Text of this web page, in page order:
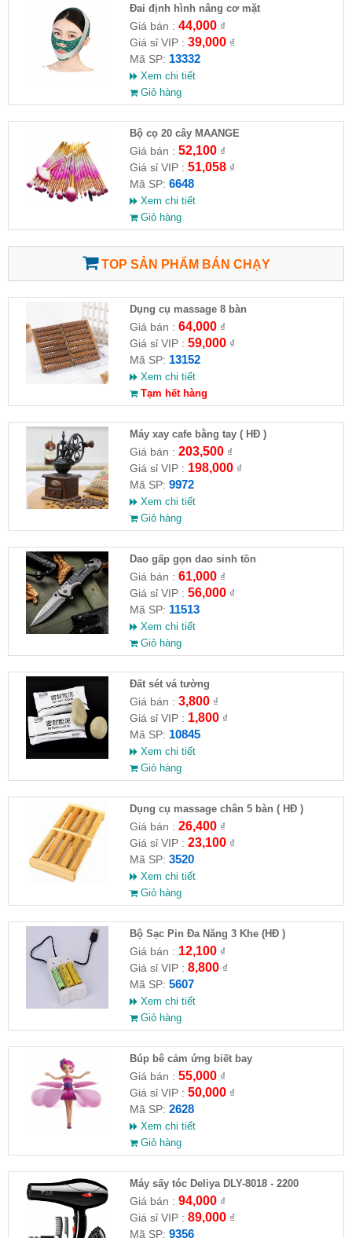
Đai định hình nâng cơ mặt
Giá bán : 44,000₫
Giá sỉ VIP : 39,000₫
Mã SP: 13332
Xem chi tiết
Giỏ hàng
Bộ cọ 20 cây MAANGE
Giá bán : 52,100₫
Giá sỉ VIP : 51,058₫
Mã SP: 6648
Xem chi tiết
Giỏ hàng
TOP SẢN PHẨM BÁN CHẠY
Dụng cụ massage 8 bàn
Giá bán : 64,000₫
Giá sỉ VIP : 59,000₫
Mã SP: 13152
Xem chi tiết
Tạm hết hàng
Máy xay cafe bằng tay ( HĐ )
Giá bán : 203,500₫
Giá sỉ VIP : 198,000₫
Mã SP: 9972
Xem chi tiết
Giỏ hàng
Dao gấp gọn dao sinh tồn
Giá bán : 61,000₫
Giá sỉ VIP : 56,000₫
Mã SP: 11513
Xem chi tiết
Giỏ hàng
Đất sét vá tường
Giá bán : 3,800₫
Giá sỉ VIP : 1,800₫
Mã SP: 10845
Xem chi tiết
Giỏ hàng
Dụng cụ massage chân 5 bàn ( HĐ )
Giá bán : 26,400₫
Giá sỉ VIP : 23,100₫
Mã SP: 3520
Xem chi tiết
Giỏ hàng
Bộ Sạc Pin Đa Năng 3 Khe (HĐ )
Giá bán : 12,100₫
Giá sỉ VIP : 8,800₫
Mã SP: 5607
Xem chi tiết
Giỏ hàng
​Búp bê cảm ứng biết bay
Giá bán : 55,000₫
Giá sỉ VIP : 50,000₫
Mã SP: 2628
Xem chi tiết
Giỏ hàng
Máy sấy tóc Deliya DLY-8018 - 2200
Giá bán : 94,000₫
Giá sỉ VIP : 89,000₫
Mã SP: 9356